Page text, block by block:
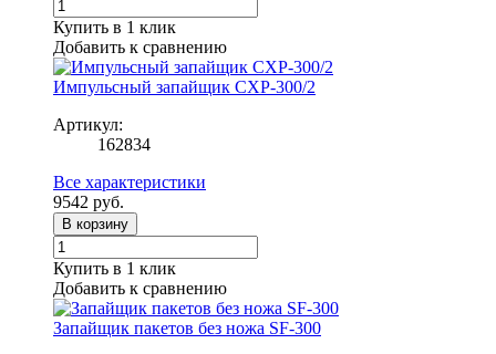
Купить в 1 клик
Добавить к сравнению
Импульсный запайщик CXP-300/2
Артикул:
162834
Все характеристики
9542 руб.
В корзину
Купить в 1 клик
Добавить к сравнению
Запайщик пакетов без ножа SF-300